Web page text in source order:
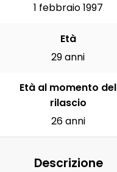
1 febbraio 1997
Età
29 anni
Età al momento del
rilascio
26 anni
Descrizione